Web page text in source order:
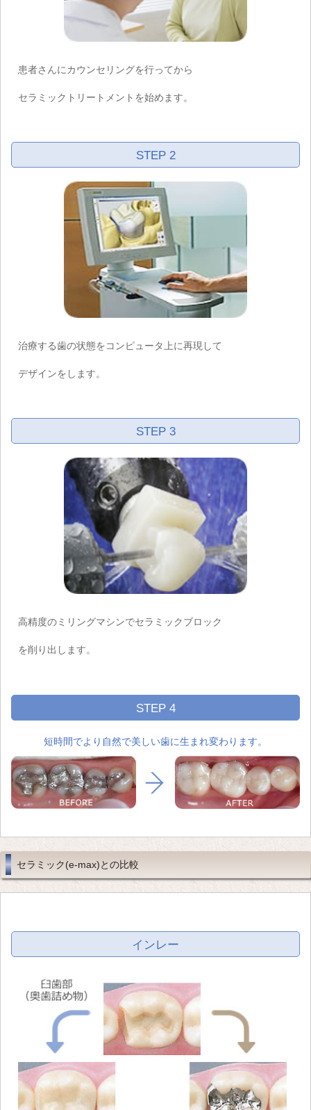
患者さんにカウンセリングを行ってから
セラミックトリートメントを始めます。
STEP 2
治療する歯の状態をコンピュータ上に再現して
デザインをします。
STEP 3
高精度のミリングマシンでセラミックブロック
を削り出します。
STEP 4
短時間でより自然で美しい歯に生まれ変わります。
セラミック(e-max)との比較
インレー